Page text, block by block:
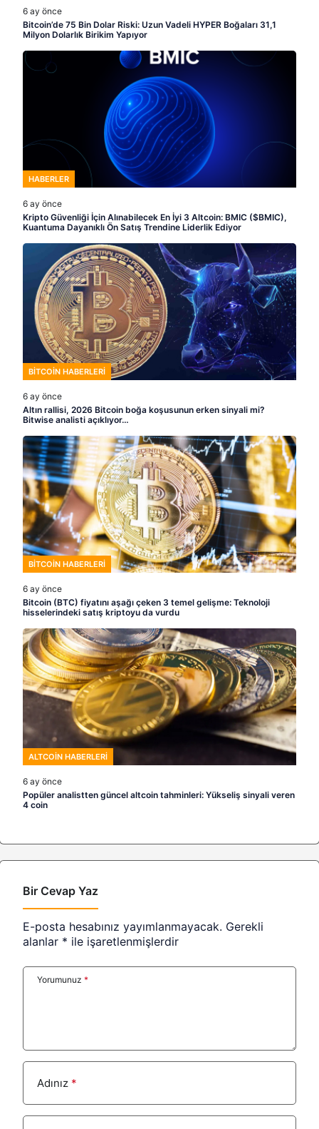
6 ay önce
Bitcoin’de 75 Bin Dolar Riski: Uzun Vadeli HYPER Boğaları 31,1
Milyon Dolarlık Birikim Yapıyor
HABERLER
6 ay önce
Kripto Güvenliği İçin Alınabilecek En İyi 3 Altcoin: BMIC ($BMIC),
Kuantuma Dayanıklı Ön Satış Trendine Liderlik Ediyor
BITCOIN HABERLERI
6 ay önce
Altın rallisi, 2026 Bitcoin boğa koşusunun erken sinyali mi?
Bitwise analisti açıklıyor…
BITCOIN HABERLERI
6 ay önce
Bitcoin (BTC) fiyatını aşağı çeken 3 temel gelişme: Teknoloji
hisselerindeki satış kriptoyu da vurdu
ALTCOIN HABERLERI
6 ay önce
Popüler analistten güncel altcoin tahminleri: Yükseliş sinyali veren
4 coin
Bir Cevap Yaz
E-posta hesabınız yayımlanmayacak. Gerekli
alanlar * ile işaretlenmişlerdir
Yorumunuz *
Adınız *